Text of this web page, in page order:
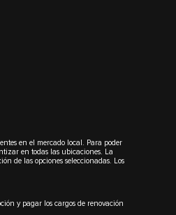
en el mercado local. Para poder
en todas las ubicaciones. La
de las opciones seleccionadas. Los
y pagar los cargos de renovación